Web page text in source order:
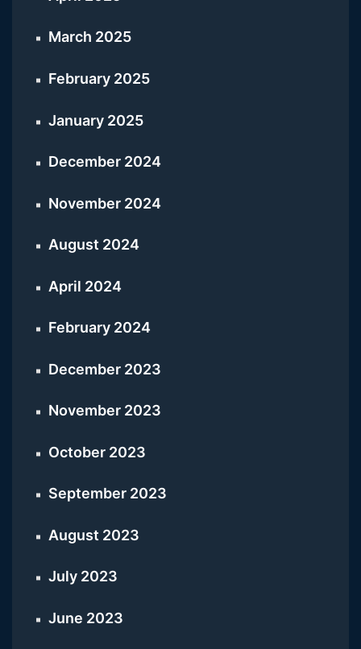
March 2025
February 2025
January 2025
December 2024
November 2024
August 2024
April 2024
February 2024
December 2023
November 2023
October 2023
September 2023
August 2023
July 2023
June 2023